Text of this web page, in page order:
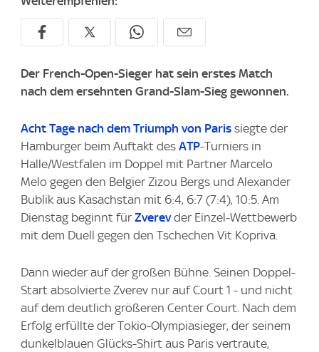
Der French-Open-Sieger hat sein erstes Match
nach dem ersehnten Grand-Slam-Sieg gewonnen.
Acht Tage nach dem Triumph von Paris siegte der
Hamburger beim Auftakt des ATP-Turniers in
Halle/Westfalen im Doppel mit Partner Marcelo
Melo gegen den Belgier Zizou Bergs und Alexander
Bublik aus Kasachstan mit 6:4, 6:7 (7:4), 10:5. Am
Dienstag beginnt für Zverevder Einzel-Wettbewerb
mit dem Duell gegen den Tschechen Vit Kopriva.
Dann wieder auf der großen Bühne. Seinen Doppel-
Start absolvierte Zverev nur auf Court 1 - und nicht
auf dem deutlich größeren Center Court. Nach dem
Erfolg erfüllte der Tokio-Olympiasieger, der seinem
dunkelblauen Glücks-Shirt aus Paris vertraute,